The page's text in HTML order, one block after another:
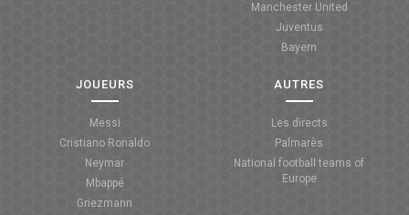
Manchester United
Juventus
Bayern
JOUEURS
Messi
Cristiano Ronaldo
Neymar
Mbappé
Griezmann
AUTRES
Les directs
Palmarès
National football teams of
Europe